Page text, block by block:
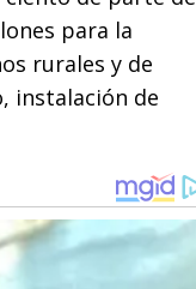
para la
rurales y de
instalación de